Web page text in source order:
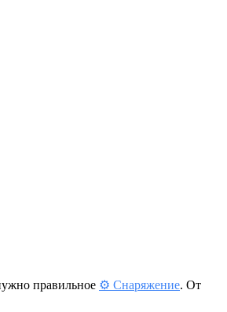
правильное ⚙️ Снаряжение. От